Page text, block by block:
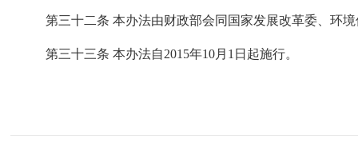
第三十二条 本办法由财政部会同国家发展改革委、环境
第三十三条 本办法自2015年10月1日起施行。